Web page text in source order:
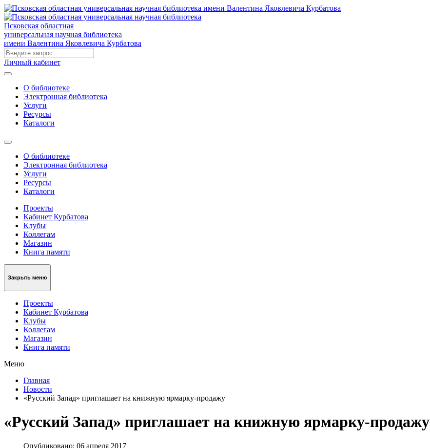
Псковская областная
универсальная научная библиотека
имени Валентина Яковлевича Курбатова
Личный кабинет
О библиотеке
Электронная библиотека
Услуги
Ресурсы
Каталоги
О библиотеке
Электронная библиотека
Услуги
Ресурсы
Каталоги
Проекты
Кабинет Курбатова
Клубы
Коллегам
Магазин
Книга памяти
Закрыть меню
Проекты
Кабинет Курбатова
Клубы
Коллегам
Магазин
Книга памяти
Меню
Главная
Новости
«Русский Запад» приглашает на книжную ярмарку-продажу
«Русский Запад» приглашает на книжную ярмарку-продажу
Опубликовано: 06 апреля 2017